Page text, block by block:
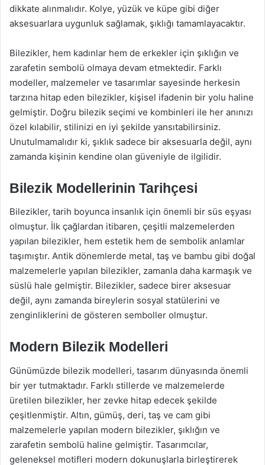
dikkate alınmalıdır. Kolye, yüzük ve küpe gibi diğer
aksesuarlara uygunluk sağlamak, şıklığı tamamlayacaktır.
Bilezikler, hem kadınlar hem de erkekler için şıklığın ve
zarafetin sembolü olmaya devam etmektedir. Farklı
modeller, malzemeler ve tasarımlar sayesinde herkesin
tarzına hitap eden bilezikler, kişisel ifadenin bir yolu haline
gelmiştir. Doğru bilezik seçimi ve kombinleri ile her anınızı
özel kılabilir, stilinizi en iyi şekilde yansıtabilirsiniz.
Unutulmamalıdır ki, şıklık sadece bir aksesuarla değil, aynı
zamanda kişinin kendine olan güveniyle de ilgilidir.
Bilezik Modellerinin Tarihçesi
Bilezikler, tarih boyunca insanlık için önemli bir süs eşyası
olmuştur. İlk çağlardan itibaren, çeşitli malzemelerden
yapılan bilezikler, hem estetik hem de sembolik anlamlar
taşımıştır. Antik dönemlerde metal, taş ve bambu gibi doğal
malzemelerle yapılan bilezikler, zamanla daha karmaşık ve
süslü hale gelmiştir. Bilezikler, sadece birer aksesuar
değil, aynı zamanda bireylerin sosyal statülerini ve
zenginliklerini de gösteren semboller olmuştur.
Modern Bilezik Modelleri
Günümüzde bilezik modelleri, tasarım dünyasında önemli
bir yer tutmaktadır. Farklı stillerde ve malzemelerde
üretilen bilezikler, her zevke hitap edecek şekilde
çeşitlenmiştir. Altın, gümüş, deri, taş ve cam gibi
malzemelerle yapılan modern bilezikler, şıklığın ve
zarafetin sembolü haline gelmiştir. Tasarımcılar,
geleneksel motifleri modern dokunuşlarla birleştirerek